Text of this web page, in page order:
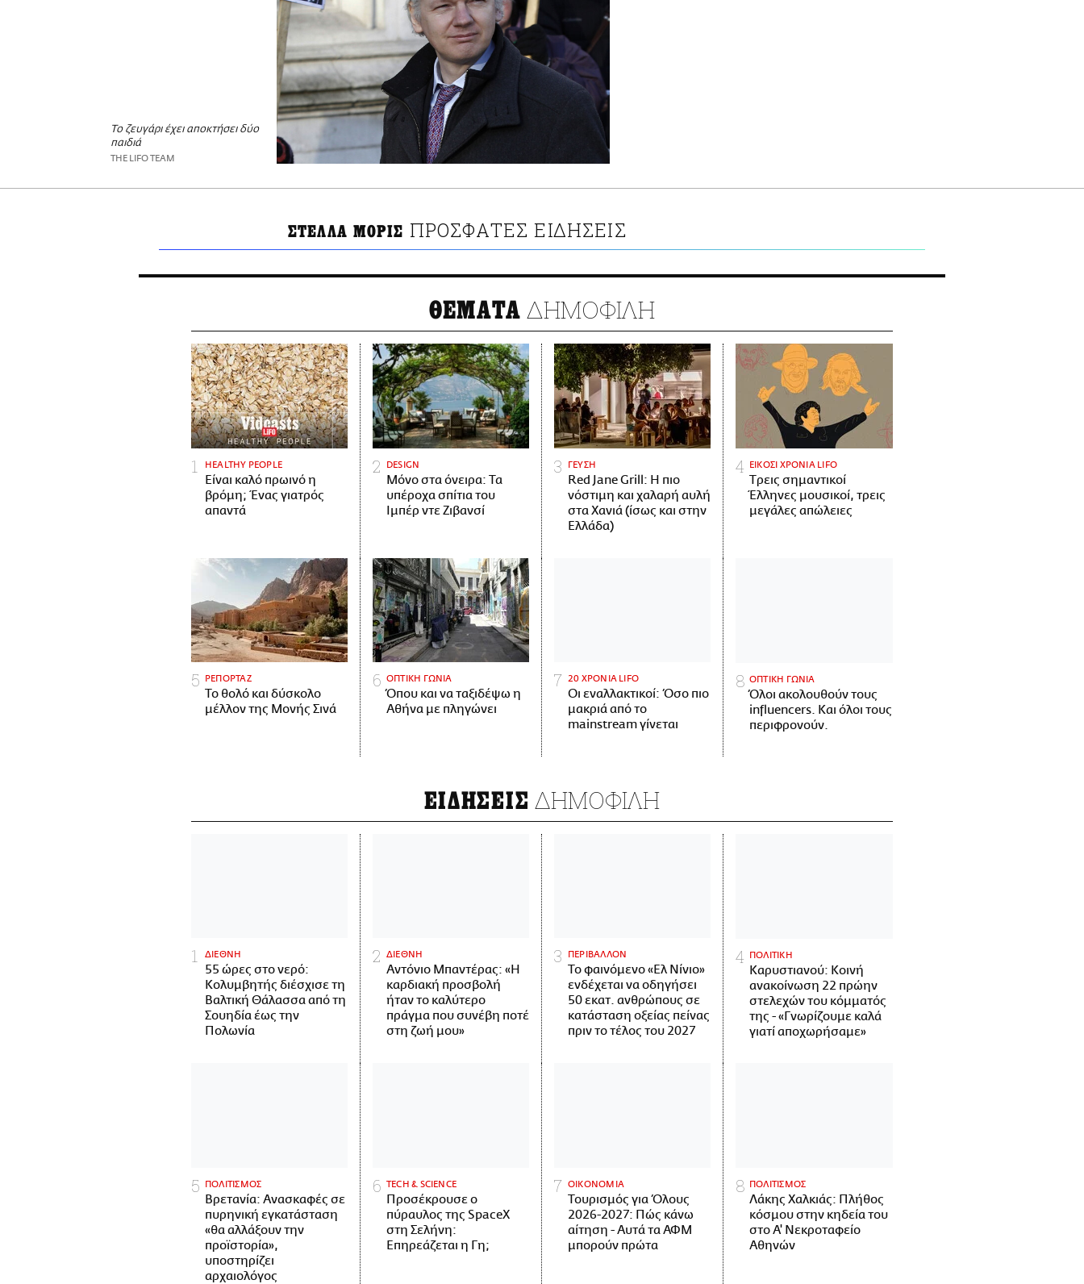
Το ζευγάρι έχει αποκτήσει δύο
παιδιά
THE LIFO TEAM
ΣΤΕΛΛΑ ΜΟΡΙΣ ΠΡΟΣΦΑΤΕΣ ΕΙΔΗΣΕΙΣ
ΘΕΜΑΤΑ ΔΗΜΟΦΙΛΗ
HEALTHY PEOPLE
Είναι καλό πρωινό η
βρόμη; Ένας γιατρός
απαντά
DESIGN
Μόνο στα όνειρα: Τα
υπέροχα σπίτια του
Ιμπέρ ντε Ζιβανσί
ΓΕΥΣΗ
Red Jane Grill: Η πιο
νόστιμη και χαλαρή αυλή
στα Χανιά (ίσως και στην
Ελλάδα)
ΕΙΚΟΣΙ ΧΡΟΝΙΑ LIFO
Tρεις σημαντικοί
Έλληνες μουσικοί, τρεις
μεγάλες απώλειες
ΡΕΠΟΡΤΑΖ
Το θολό και δύσκολο
μέλλον της Μονής Σινά
ΟΠΤΙΚΗ ΓΩΝΙΑ
Όπου και να ταξιδέψω η
Αθήνα με πληγώνει
20 ΧΡΟΝΙΑ LIFO
Οι εναλλακτικοί: Όσο πιο
μακριά από το
mainstream γίνεται
ΟΠΤΙΚΗ ΓΩΝΙΑ
Όλοι ακολουθούν τους
influencers. Και όλοι τους
περιφρονούν.
ΕΙΔΗΣΕΙΣ ΔΗΜΟΦΙΛΗ
ΔΙΕΘΝΗ
55 ώρες στο νερό:
Κολυμβητής διέσχισε τη
Βαλτική Θάλασσα από τη
Σουηδία έως την
Πολωνία
ΔΙΕΘΝΗ
Αντόνιο Μπαντέρας: «Η
καρδιακή προσβολή
ήταν το καλύτερο
πράγμα που συνέβη ποτέ
στη ζωή μου»
ΠΕΡΙΒΑΛΛΟΝ
Το φαινόμενο «Ελ Νίνιο»
ενδέχεται να οδηγήσει
50 εκατ. ανθρώπους σε
κατάσταση οξείας πείνας
πριν το τέλος του 2027
ΠΟΛΙΤΙΚΗ
Καρυστιανού: Κοινή
ανακοίνωση 22 πρώην
στελεχών του κόμματός
της - «Γνωρίζουμε καλά
γιατί αποχωρήσαμε»
ΠΟΛΙΤΙΣΜΟΣ
Βρετανία: Ανασκαφές σε
πυρηνική εγκατάσταση
«θα αλλάξουν την
προϊστορία»,
υποστηρίζει
αρχαιολόγος
ΤECH & SCIENCE
Προσέκρουσε ο
πύραυλος της SpaceX
στη Σελήνη:
Επηρεάζεται η Γη;
ΟΙΚΟΝΟΜΙΑ
Τουρισμός για Όλους
2026-2027: Πώς κάνω
αίτηση - Αυτά τα ΑΦΜ
μπορούν πρώτα
ΠΟΛΙΤΙΣΜΟΣ
Λάκης Χαλκιάς: Πλήθος
κόσμου στην κηδεία του
στο Α' Νεκροταφείο
Αθηνών